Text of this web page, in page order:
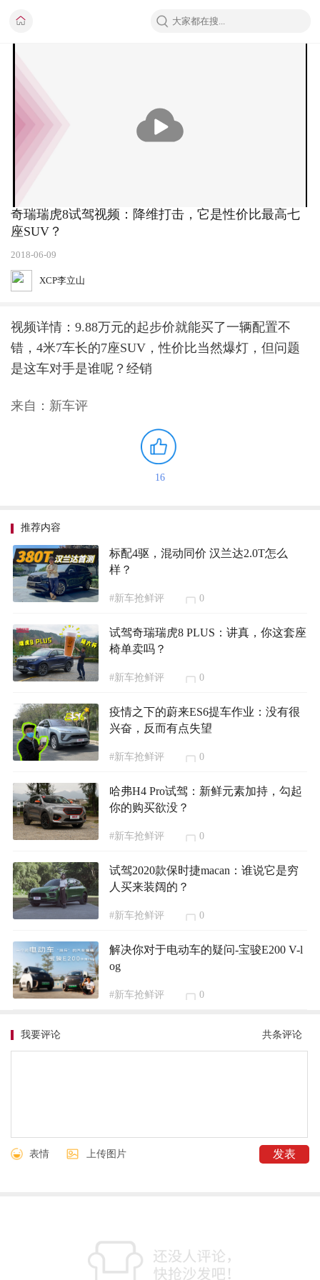
放
奇瑞瑞虎8试驾视频：降维打击，它是性价比最高七
座SUV？
2018-06-09
XCP李立山
视频详情：9.88万元的起步价就能买了一辆配置不
错，4米7车长的7座SUV，性价比当然爆灯，但问题
是这车对手是谁呢？经销
来自：新车评
16
推荐内容
标配4驱，混动同价 汉兰达2.0T怎么
样？
#新车抢鲜评 0
试驾奇瑞瑞虎8 PLUS：讲真，你这套座
椅单卖吗？
#新车抢鲜评 0
疫情之下的蔚来ES6提车作业：没有很
兴奋，反而有点失望
#新车抢鲜评 0
哈弗H4 Pro试驾：新鲜元素加持，勾起
你的购买欲没？
#新车抢鲜评 0
试驾2020款保时捷macan：谁说它是穷
人买来装阔的？
#新车抢鲜评 0
解决你对于电动车的疑问-宝骏E200 V-l
og
#新车抢鲜评 0
共条评论
我要评论
表情 上传图片